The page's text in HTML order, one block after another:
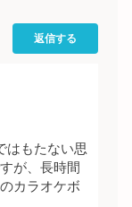
返信する
はもたない思
が、長時間
カラオケボ